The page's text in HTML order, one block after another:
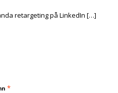
retargeting på LinkedIn […]
*